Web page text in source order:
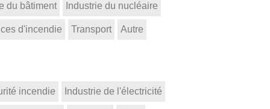
du bâtiment Industrie du nucléaire
d'incendie Transport Autre
incendie Industrie de l'électricité